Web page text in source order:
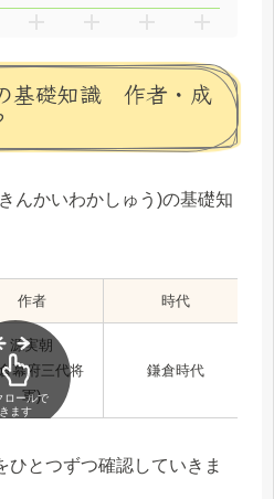
基礎知識 作者・成
んかいわかしゅう)の基礎知
作者 時代
源実朝
幕府三代将
軍)
鎌倉時代
ロールで
きます
ひとつずつ確認していきま